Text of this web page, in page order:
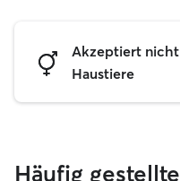
Akzeptiert
Haustiere
Häufig